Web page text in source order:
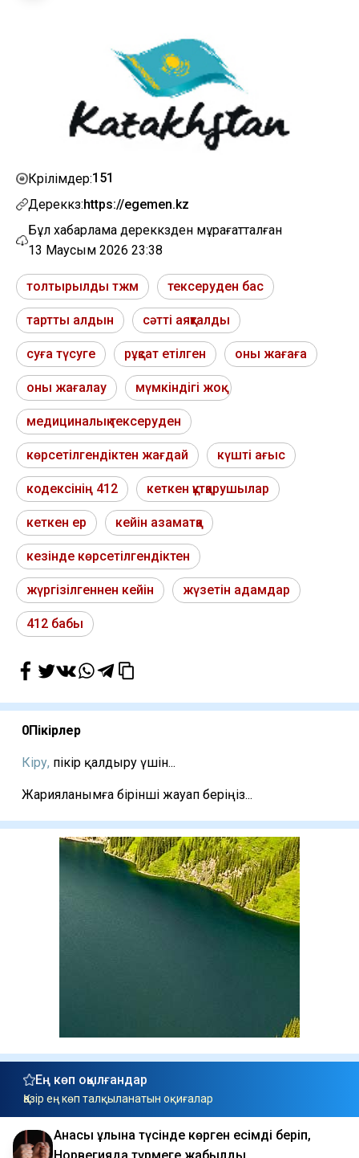
Көрілімдер:151
Дереккөз:https://egemen.kz
Бұл хабарлама дереккөзден мұрағатталған
13 Маусым 2026 23:38
толтырылды тжм тексеруден бас
тартты алдын сәтті аяқталды
суға түсуге рұқсат етілген оны жағаға
оны жағалау мүмкіндігі жоқ
медициналық тексеруден
көрсетілгендіктен жағдай күшті ағыс
кодексінің 412 кеткен құтқарушылар
кеткен ер кейін азаматқа
кезінде көрсетілгендіктен
жүргізілгеннен кейін жүзетін адамдар
412 бабы
0Пікірлер
Кіру, пікір қалдыру үшін...
Жарияланымға бірінші жауап беріңіз...
Ең көп оқылғандар
Қазір ең көп талқыланатын оқиғалар
Анасы ұлына түсінде көрген есімді беріп,